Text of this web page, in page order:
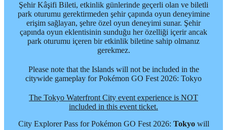
Şehir Kâşifi Bileti, etkinlik günlerinde geçerli olan ve biletli
park oturumu gerektirmeden şehir çapında oyun deneyimine
erişim sağlayan, şehre özel oyun deneyimi sunar. Şehir
çapında oyun eklentisinin sunduğu her özelliği içerir ancak
park oturumu içeren bir etkinlik biletine sahip olmanız
gerekmez.
Please note that the Islands will not be included in the
citywide gameplay for Pokémon GO Fest 2026: Tokyo
The Tokyo Waterfront City event experience is NOT
included in this event ticket.
City Explorer Pass for Pokémon GO Fest 2026: Tokyowill